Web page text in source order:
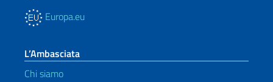
Europa.eu
L’Ambasciata
Chi siamo